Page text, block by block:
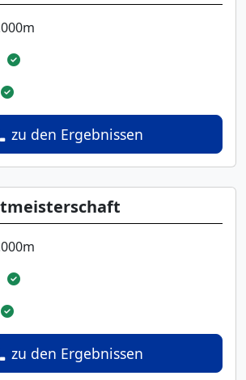
zu den Ergebnissen
zu den Ergebnissen